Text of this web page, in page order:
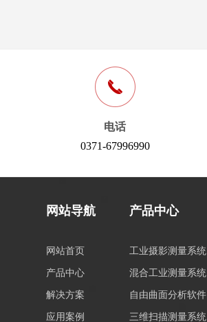
电话
0371-67996990
网站导航
网站首页
产品中心
解决方案
应用案例
产品中心
工业摄影测量系统
混合工业测量系统
自由曲面分析软件
三维扫描测量系统